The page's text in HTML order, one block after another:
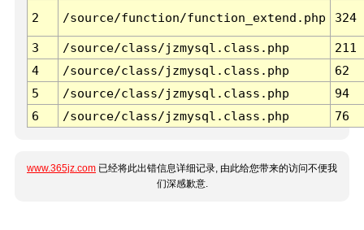
2 /source/function/function_extend.php 324
3 /source/class/jzmysql.class.php
211
4
/source/class/jzmysql.class.php
62
5
/source/class/jzmysql.class.php
94
6
/source/class/jzmysql.class.php 76
www.365jz.com 已经将此出错信息详细记录, 由此给您带来的访问不便我
们深感歉意.